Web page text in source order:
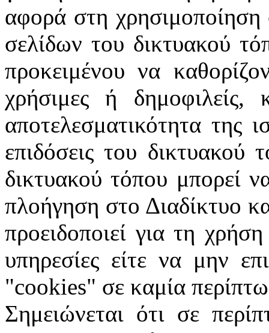
αφορά στη
σελίδων του δικτυακού
προκειμένου να
χρήσιμες ή
αποτελεσματικότητα της
επιδόσεις του δικτυακού
δικτυακού τόπου μπορεί
πλοήγηση στο Διαδίκτυο
προειδοποιεί για τη
υπηρεσίες είτε να μην
"cookies" σε καμία
Σημειώνεται ότι σε